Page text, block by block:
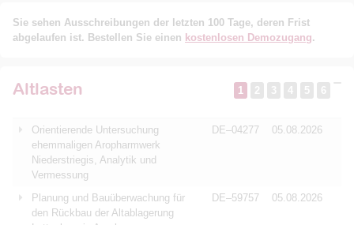
Sie sehen Ausschreibungen der letzten 100 Tage, deren Frist
abgelaufen ist. Bestellen Sie einen kostenlosen Demozugang.
Altlasten 1 2 3 4 5 6
Orientierende Untersuchung
ehemmaligen Aropharmwerk
Niederstriegis, Analytik und
Vermessung
DE–04277 05.08.2026
Planung und Bauüberwachung für
den Rückbau der Altablagerung
DE–59757 05.08.2026